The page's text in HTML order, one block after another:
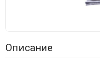
Описание